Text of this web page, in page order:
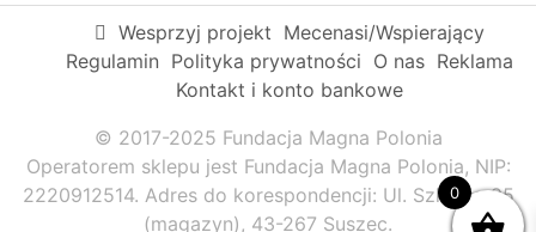
Wesprzyj projekt Mecenasi/Wspierający
Regulamin Polityka prywatności O nas Reklama
Kontakt i konto bankowe
© 2017-2025 Fundacja Magna Polonia
Operatorem sklepu jest Fundacja Magna Polonia, NIP:
2220912514. Adres do korespondencji: Ul. Szkolna 95
(magazyn), 43-267 Suszec.
0